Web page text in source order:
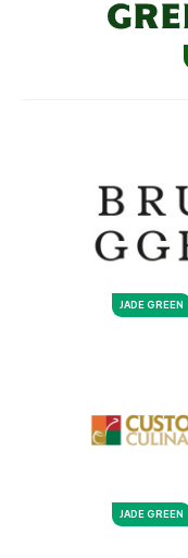
JADE GREEN
JADE GREEN